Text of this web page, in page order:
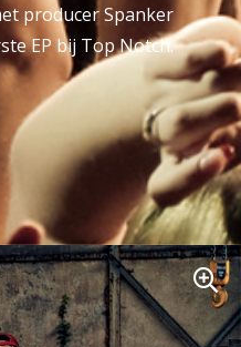
producer Spanker
EP bij Top Notch.